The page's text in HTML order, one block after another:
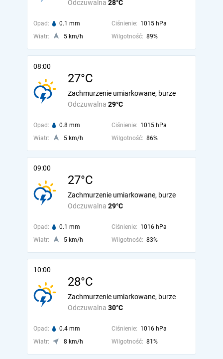
Odczuwalna 28°C
Opad: 0.1 mm Ciśnienie: 1015 hPa
Wiatr:
5 km/h Wilgotność: 89%
08:00
27°C
Odczuwalna 29°C
Zachmurzenie umiarkowane, burze
Opad: 0.8 mm Ciśnienie: 1015 hPa
Wiatr:
5 km/h Wilgotność: 86%
09:00
27°C
Odczuwalna 29°C
Zachmurzenie umiarkowane, burze
Opad: 0.1 mm Ciśnienie: 1016 hPa
Wiatr:
5 km/h Wilgotność: 83%
10:00
28°C
Odczuwalna 30°C
Zachmurzenie umiarkowane, burze
Opad: 0.4 mm Ciśnienie: 1016 hPa
Wiatr:
8 km/h Wilgotność: 81%